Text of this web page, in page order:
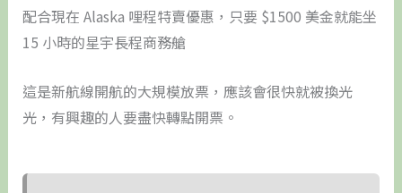
配合現在 Alaska 哩程特賣優惠，只要 $1500 美金就能坐
15 小時的星宇長程商務艙
這是新航線開航的大規模放票，應該會很快就被換光
光，有興趣的人要盡快轉點開票。